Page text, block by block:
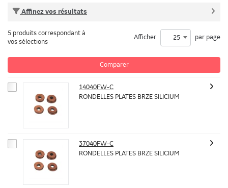
Affinez vos résultats
Comparer
5 produits correspondant à
vos sélections
Afficher 25 par page
14040FW-C
RONDELLES PLATES BRZE SILICIUM
37040FW-C
RONDELLES PLATES BRZE SILICIUM